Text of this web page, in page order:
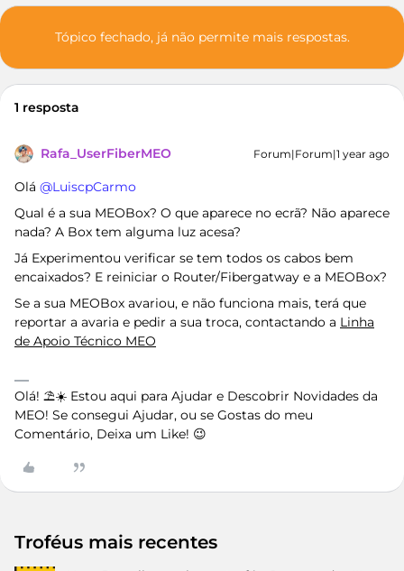
Tópico fechado, já não permite mais respostas.
1 resposta
Rafa_UserFiberMEO Forum|Forum|1 year ago
Olá ​ @LuiscpCarmo
Qual é a sua MEOBox? O que aparece no ecrã? Não aparece
nada? A Box tem alguma luz acesa?
Já Experimentou verificar se tem todos os cabos bem
encaixados? E reiniciar o Router/Fibergatway e a MEOBox?
Se a sua MEOBox avariou, e não funciona mais, terá que
reportar a avaria e pedir a sua troca, contactando a Linha
de Apoio Técnico MEO
Olá! ⛱️☀️ Estou aqui para Ajudar e Descobrir Novidades da
MEO! Se consegui Ajudar, ou se Gostas do meu
Comentário, Deixa um Like! 😉
Troféus mais recentes